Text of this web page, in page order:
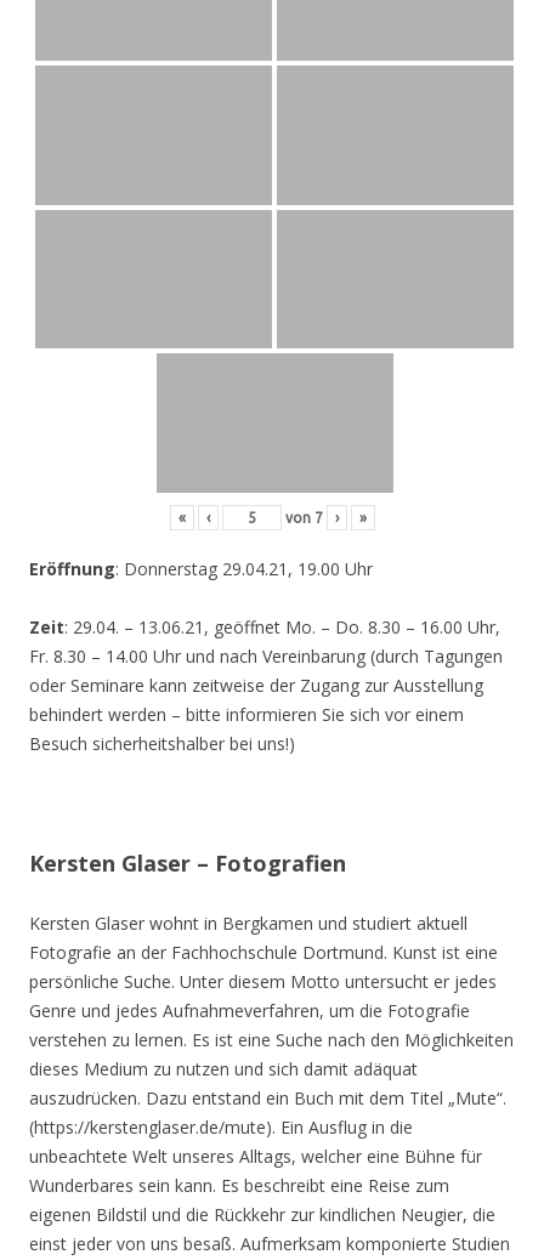
« ‹ von 7 › »
Eröffnung: Donnerstag 29.04.21, 19.00 Uhr
Zeit: 29.04. – 13.06.21, geöffnet Mo. – Do. 8.30 – 16.00 Uhr,
Fr. 8.30 – 14.00 Uhr und nach Vereinbarung (durch Tagungen
oder Seminare kann zeitweise der Zugang zur Ausstellung
behindert werden – bitte informieren Sie sich vor einem
Besuch sicherheitshalber bei uns!)
Kersten Glaser – Fotografien
Kersten Glaser wohnt in Bergkamen und studiert aktuell
Fotografie an der Fachhochschule Dortmund. Kunst ist eine
persönliche Suche. Unter diesem Motto untersucht er jedes
Genre und jedes Aufnahmeverfahren, um die Fotografie
verstehen zu lernen. Es ist eine Suche nach den Möglichkeiten
dieses Medium zu nutzen und sich damit adäquat
auszudrücken. Dazu entstand ein Buch mit dem Titel „Mute“.
(https://kerstenglaser.de/mute). Ein Ausflug in die
unbeachtete Welt unseres Alltags, welcher eine Bühne für
Wunderbares sein kann. Es beschreibt eine Reise zum
eigenen Bildstil und die Rückkehr zur kindlichen Neugier, die
einst jeder von uns besaß. Aufmerksam komponierte Studien